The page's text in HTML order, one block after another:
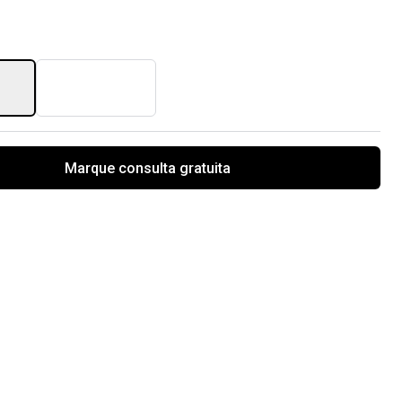
Marque consulta gratuita